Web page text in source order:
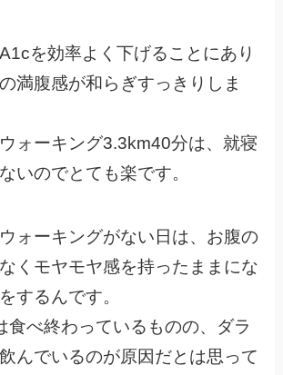
を効率よく下げることにあり
満腹感が和らぎすっきりしま
ォーキング3.3km40分は、就寝
いのでとても楽です。
ォーキングがない日は、お腹の
くモヤモヤ感を持ったままにな
するんです。
食べ終わっているものの、ダラ
んでいるのが原因だとは思って